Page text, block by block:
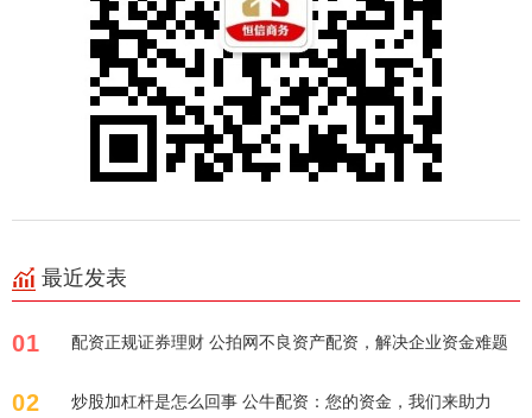
最近发表
01 配资正规证券理财 公拍网不良资产配资，解决企业资金难题
02 炒股加杠杆是怎么回事 公牛配资：您的资金，我们来助力